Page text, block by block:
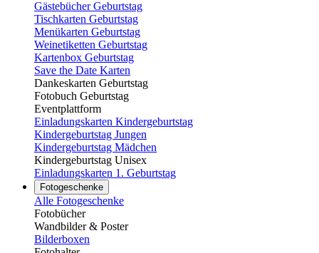
Gästebücher Geburtstag
Tischkarten Geburtstag
Menükarten Geburtstag
Weinetiketten Geburtstag
Kartenbox Geburtstag
Save the Date Karten
Dankeskarten Geburtstag
Fotobuch Geburtstag
Eventplattform
Einladungskarten Kindergeburtstag
Kindergeburtstag Jungen
Kindergeburtstag Mädchen
Kindergeburtstag Unisex
Einladungskarten 1. Geburtstag
Fotogeschenke
Alle Fotogeschenke
Fotobücher
Wandbilder & Poster
Bilderboxen